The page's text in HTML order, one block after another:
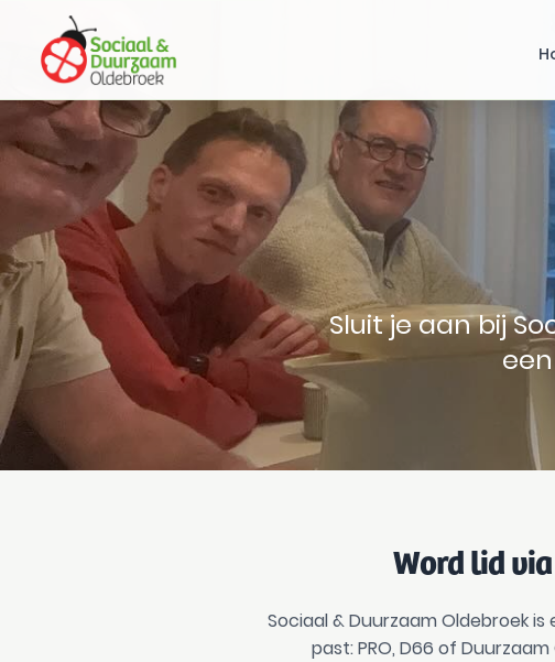
Sluit je aan bij
Word lid
Sociaal & Duurzaam Oldebroek
past: PRO, D66 of